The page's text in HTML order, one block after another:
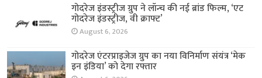
गोदरेज इंडस्ट्रीज ग्रुप ने लॉन्च की नई ब्रांड फिल्म, ‘एट
गोदरेज इंडस्ट्रीज, वी क्राफ्ट’
August 6, 2026
गोदरेज एंटरप्राइजेज ग्रुप का नया विनिर्माण संयंत्र ‘मेक
इन इंडिया’ को देगा रफ्तार